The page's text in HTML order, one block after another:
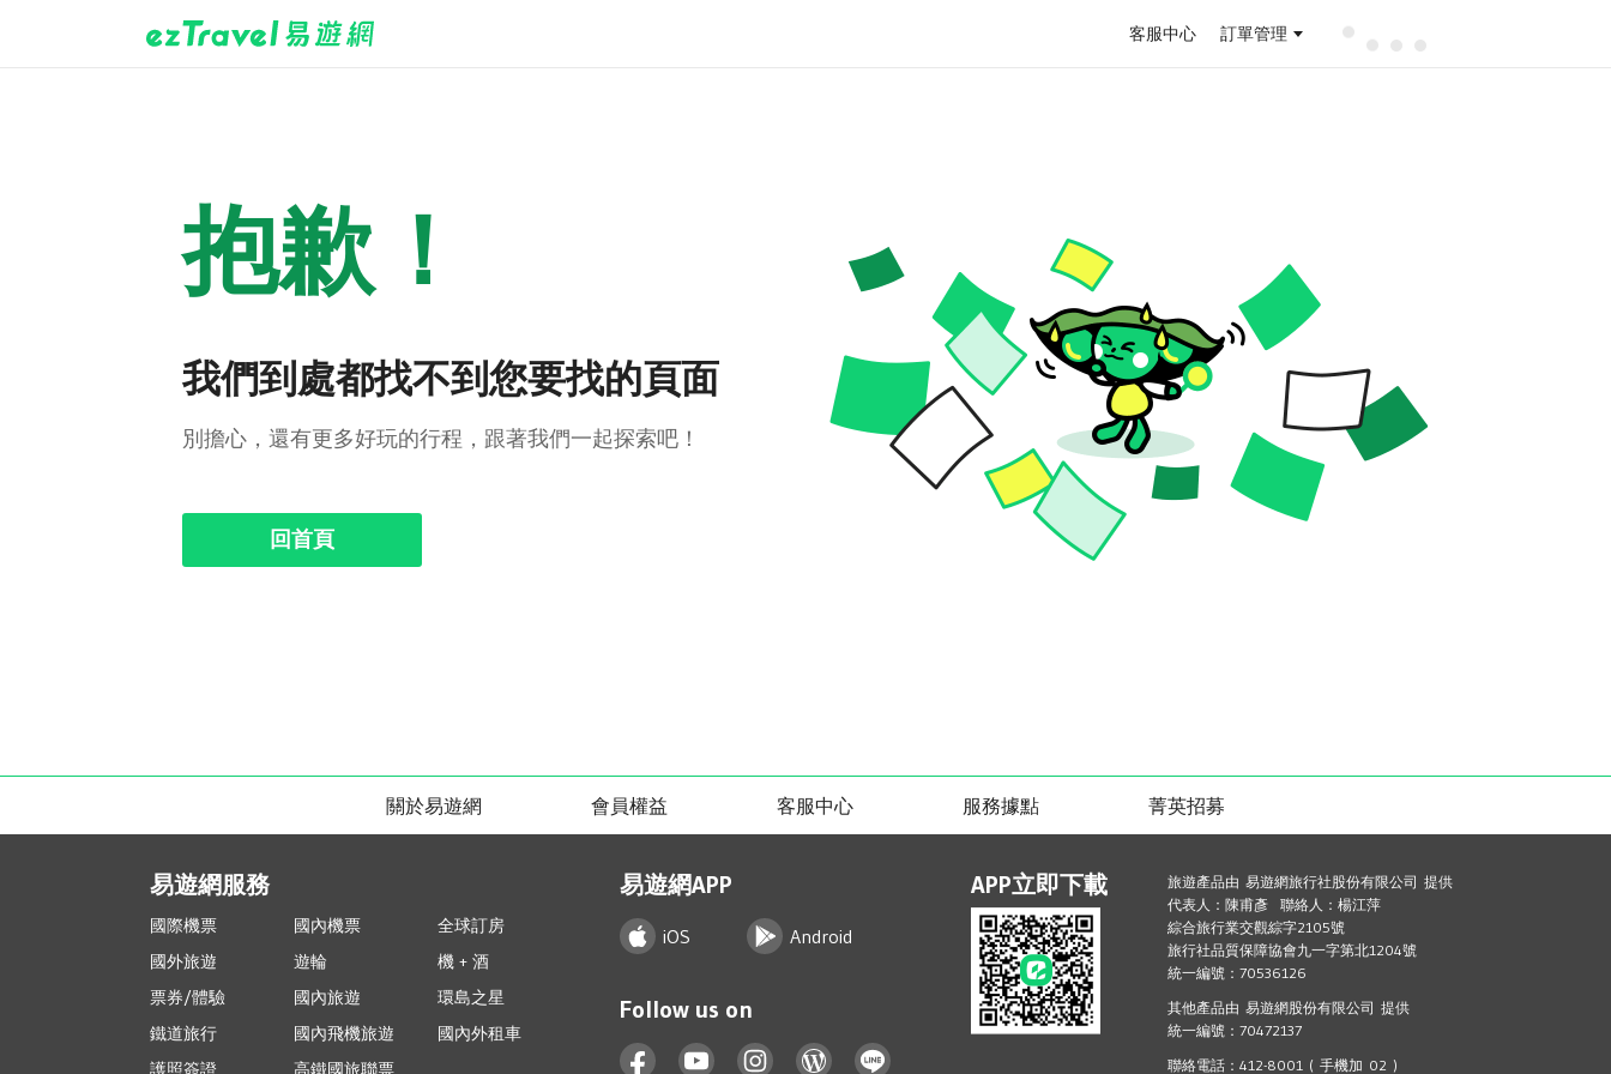
客服中心 訂單管理
抱歉！
我們到處都找不到您要找的頁面
別擔心，還有更多好玩的行程，跟著我們一起探索吧！
回首頁
關於易遊網 會員權益 客服中心 服務據點 菁英招募
易遊網服務
國際機票 國內機票
全球訂房
國外旅遊
遊輪
機 + 酒
票券/體驗
國內旅遊
環島之星
鐵道旅行
國內飛機旅遊
國內外租車
護照簽證
高鐵國旅聯票
易遊網APP
iOS Android
Follow us on
APP立即下載
旅遊產品由 易遊網旅行社股份有限公司 提供
代表人：陳甫彥 聯絡人：楊江萍
綜合旅行業交觀綜字2105號
旅行社品質保障協會九一字第北1204號
統一編號：70536126
其他產品由 易遊網股份有限公司 提供
統一編號：70472137
聯絡電話：412-8001 ( 手機加 02 )